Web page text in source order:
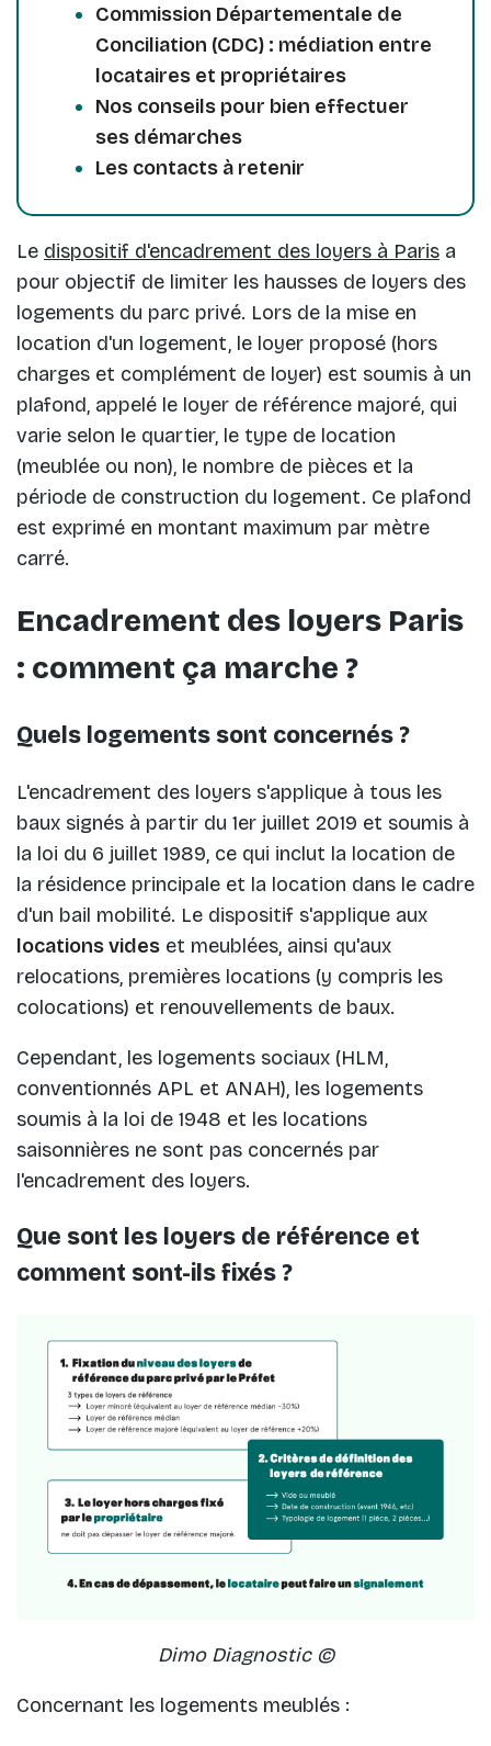
Commission Départementale de
Conciliation (CDC) : médiation entre
locataires et propriétaires
Nos conseils pour bien effectuer
ses démarches
Les contacts à retenir
Le dispositif d'encadrement des loyers à Paris a
pour objectif de limiter les hausses de loyers des
logements du parc privé. Lors de la mise en
location d'un logement, le loyer proposé (hors
charges et complément de loyer) est soumis à un
plafond, appelé le loyer de référence majoré, qui
varie selon le quartier, le type de location
(meublée ou non), le nombre de pièces et la
période de construction du logement. Ce plafond
est exprimé en montant maximum par mètre
carré.
Encadrement des loyers Paris
: comment ça marche ?
Quels logements sont concernés ?
L'encadrement des loyers s'applique à tous les
baux signés à partir du 1er juillet 2019 et soumis à
la loi du 6 juillet 1989, ce qui inclut la location de
la résidence principale et la location dans le cadre
d'un bail mobilité. Le dispositif s'applique aux
locations vides et meublées, ainsi qu'aux
relocations, premières locations (y compris les
colocations) et renouvellements de baux.
Cependant, les logements sociaux (HLM,
conventionnés APL et ANAH), les logements
soumis à la loi de 1948 et les locations
saisonnières ne sont pas concernés par
l'encadrement des loyers.
Que sont les loyers de référence et
comment sont-ils fixés ?
Dimo Diagnostic ©
Concernant les logements meublés :